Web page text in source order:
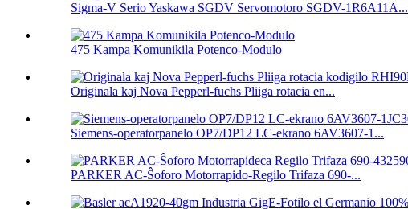
Sigma-V Serio Yaskawa SGDV Servomotoro SGDV-1R6A11A...
475 Kampa Komunikila Potenco-Modulo
Originala kaj Nova Pepperl-fuchs Pliiga rotacia en...
Siemens-operatorpanelo OP7/DP12 LC-ekrano 6AV3607-1...
PARKER AC-Ŝoforo Motorrapido-Regilo Trifaza 690-...